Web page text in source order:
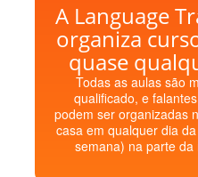
A Language
organiza
quase
Todas as aulas são
qualificado, e
podem ser organizadas
casa em qualquer dia
semana) na parte